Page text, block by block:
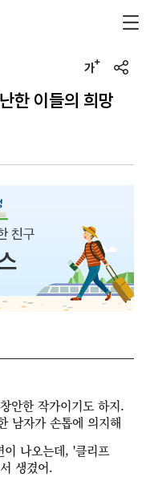
u
한 이들의 희망
안한 작가이기도 하지.
남자가 손톱에 의지해
이 나오는데, '클리프
생겼어.